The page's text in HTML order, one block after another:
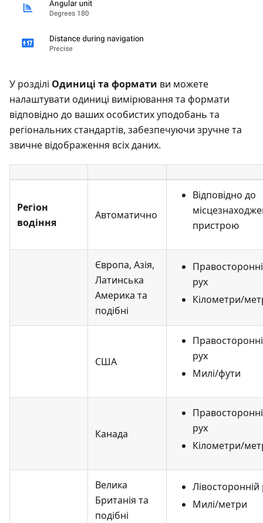
У розділі Одиниці та формати ви можете
налаштувати одиниці вимірювання та формати
відповідно до ваших особистих уподобань та
регіональних стандартів, забезпечуючи зручне та
звичне відображення всіх даних.
Регіон
водіння
Автоматично
Відповідно до
пристрою
Європа, Азія,
Латинська
Америка та
подібні
рух
Кілометри/
США
рух
Милі/фути
Канада
рух
Кілометри/
Велика
Британія та
подібні
Лівосторонній
Милі/метри